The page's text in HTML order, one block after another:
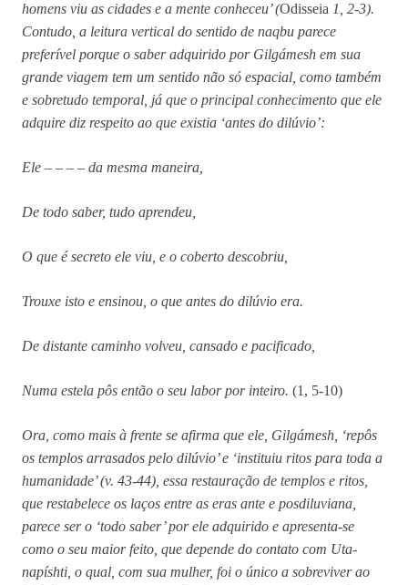
homens viu as cidades e a mente conheceu’ (Odisseia 1, 2-3).
Contudo, a leitura vertical do sentido de naqbu parece
preferível porque o saber adquirido por Gilgámesh em sua
grande viagem tem um sentido não só espacial, como também
e sobretudo temporal, já que o principal conhecimento que ele
adquire diz respeito ao que existia ‘antes do dilúvio’:
Ele – – – – da mesma maneira,
De todo saber, tudo aprendeu,
O que é secreto ele viu, e o coberto descobriu,
Trouxe isto e ensinou, o que antes do dilúvio era.
De distante caminho volveu, cansado e pacificado,
Numa estela pôs então o seu labor por inteiro. (1, 5-10)
Ora, como mais à frente se afirma que ele, Gilgámesh, ‘repôs
os templos arrasados pelo dilúvio’ e ‘instituiu ritos para toda a
humanidade’ (v. 43-44), essa restauração de templos e ritos,
que restabelece os laços entre as eras ante e posdiluviana,
parece ser o ‘todo saber’ por ele adquirido e apresenta-se
como o seu maior feito, que depende do contato com Uta-
napíshti, o qual, com sua mulher, foi o único a sobreviver ao